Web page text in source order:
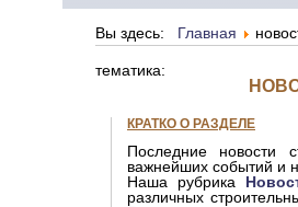
Вы здесь: Главная
тематика:
КРАТКО О РАЗДЕЛЕ
Последние новости
важнейших событий и
Наша рубрика
различных